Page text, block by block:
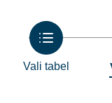
Vali tabel